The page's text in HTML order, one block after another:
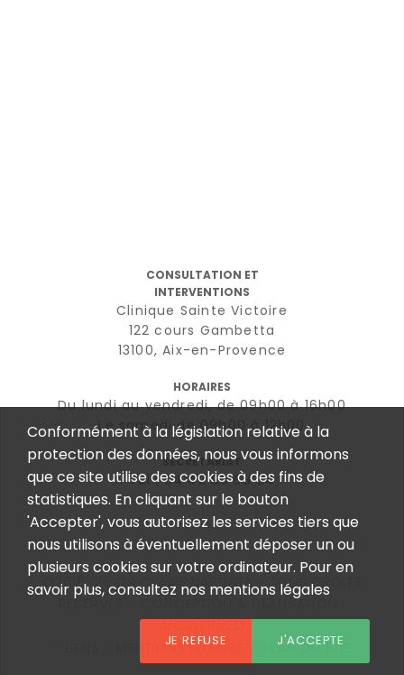
CONSULTATION ET
INTERVENTIONS
Clinique Sainte Victoire
122 cours Gambetta
13100, Aix-en-Provence
HORAIRES
Du lundi au vendredi, de 09h00 à 16h00
Le samedi de 09h00 à 12h00
SECRÉTARIAT
Tél : 04 42 96 58 84
©2018-26 DR CLAIRE BAPTISTA - TOUS DROITS
RÉSERVÉS - CONCEPTION & RÉALISATION :
ANSWEBMED
MENTIONS LÉGALES PLAN DU SITE
Conformément à la législation relative à la
protection des données, nous vous informons
que ce site utilise des cookies à des fins de
statistiques. En cliquant sur le bouton
'Accepter', vous autorisez les services tiers que
nous utilisons à éventuellement déposer un ou
plusieurs cookies sur votre ordinateur. Pour en
savoir plus, consultez nos mentions légales
JE REFUSE J'ACCEPTE